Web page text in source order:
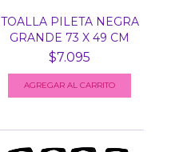
TOALLA PILETA NEGRA
GRANDE 73 X 49 CM
$7.095